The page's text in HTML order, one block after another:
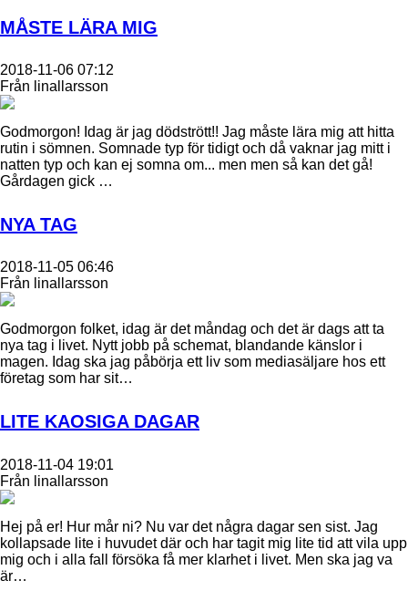
MÅSTE LÄRA MIG
2018-11-06 07:12
Från linallarsson
Godmorgon! Idag är jag dödstrött!! Jag måste lära mig att hitta
rutin i sömnen. Somnade typ för tidigt och då vaknar jag mitt i
natten typ och kan ej somna om... men men så kan det gå!
Gårdagen gick …
NYA TAG
2018-11-05 06:46
Från linallarsson
Godmorgon folket, idag är det måndag och det är dags att ta
nya tag i livet. Nytt jobb på schemat, blandande känslor i
magen. Idag ska jag påbörja ett liv som mediasäljare hos ett
företag som har sit…
LITE KAOSIGA DAGAR
2018-11-04 19:01
Från linallarsson
Hej på er! Hur mår ni? Nu var det några dagar sen sist. Jag
kollapsade lite i huvudet där och har tagit mig lite tid att vila upp
mig och i alla fall försöka få mer klarhet i livet. Men ska jag va
är…